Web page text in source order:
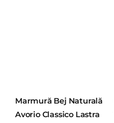
Marmură Bej Naturală
Avorio Classico Lastra